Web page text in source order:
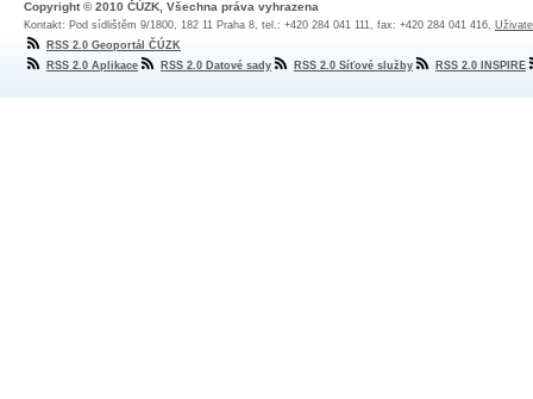
Copyright © 2010 ČÚZK, Všechna práva vyhrazena
Kontakt: Pod sídlištěm 9/1800, 182 11 Praha 8, tel.: +420 284 041 111, fax: +420 284 041 416,
RSS 2.0 Geoportál ČÚZK
RSS 2.0 Aplikace
RSS 2.0 Datové sady RSS 2.0 Síťové služby RSS 2.0 INSPIRE